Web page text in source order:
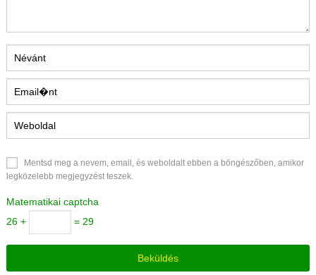
Mentsd meg a nevem, email, és weboldalt ebben a böngészőben, amikor
legközelebb megjegyzést teszek.
Matematikai captcha
26 +
= 29